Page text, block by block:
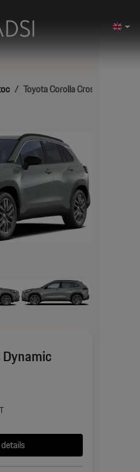
Toyota Corolla Cross Dynamic